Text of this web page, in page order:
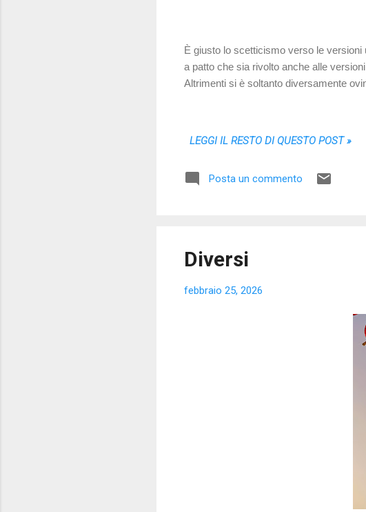
È giusto lo scetticismo verso le versioni
a patto che sia rivolto anche alle
Altrimenti si è soltanto diversamente
LEGGI IL RESTO DI QUESTO POST »
Posta un commento
Diversi
febbraio 25, 2026